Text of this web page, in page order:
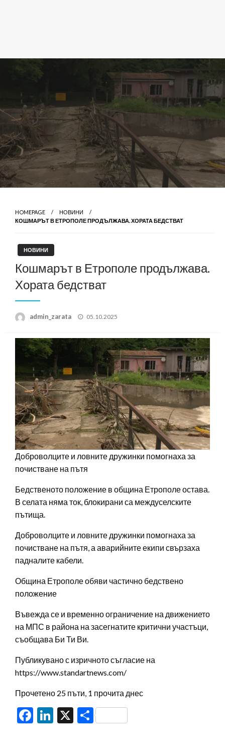
HOMEPAGE
НОВИНИ
КОШМАРЪТ В ЕТРОПОЛЕ ПРОДЪЛЖАВА. ХОРАТА БЕДСТВАТ
НОВИНИ
Кошмарът в Етрополе продължава.
Хората бедстват
admin_zarata
Posted
05.10.2025
Доброволците и ловните дружинки помогнаха за
почистване на пътя
Бедственото положение в община Етрополе остава.
В селата няма ток, блокирани са междуселските
пътища.
Доброволците и ловните дружинки помогнаха за
почистване на пътя, а аварийните екипи свързаха
падналите кабели.
Община Етрополе обяви частично бедствено
положение
Въвежда се и временно ограничение на движението
на МПС в района на засегнатите критични участъци,
съобщава Би Ти Ви.
Публикувано с изричното съгласие на
https://www.standartnews.com/
Прочетено 25 пъти, 1 прочита днес
Facebook
LinkedIn
X Share